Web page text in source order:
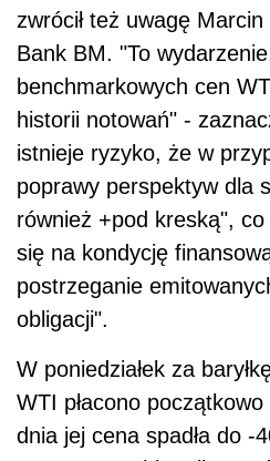
zwrócił też uwagę
Bank BM. "To
benchmarkowych cen
historii notowań" -
istnieje ryzyko, że w
poprawy perspektyw dla
również +pod kreską", co
się na kondycję
postrzeganie
obligacji".
W poniedziałek za
WTI płacono
dnia jej cena spadła do -